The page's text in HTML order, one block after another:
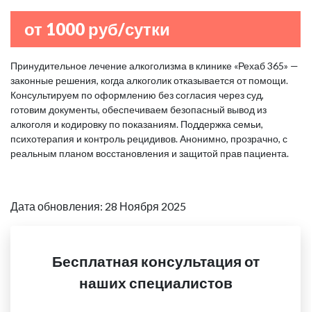
от 1000 руб/сутки
Принудительное лечение алкоголизма в клинике «Рехаб 365» —
законные решения, когда алкоголик отказывается от помощи.
Консультируем по оформлению без согласия через суд,
готовим документы, обеспечиваем безопасный вывод из
алкоголя и кодировку по показаниям. Поддержка семьи,
психотерапия и контроль рецидивов. Анонимно, прозрачно, с
реальным планом восстановления и защитой прав пациента.
Дата обновления: 28 Ноября 2025
Бесплатная консультация от
наших специалистов